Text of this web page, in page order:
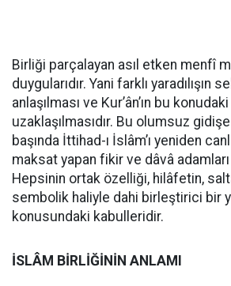
Birliği parçalayan asıl etken menfî
duygularıdır. Yani farklı yaradılışın
anlaşılması ve Kur’ân’ın bu
uzaklaşılmasıdır. Bu olumsuz
başında İttihad-ı İslâm’ı yeniden
maksat yapan fikir ve dâvâ
Hepsinin ortak özelliği, hilâfetin,
sembolik haliyle dahi birleştirici bir
konusundaki kabulleridir.
İSLÂM BİRLİĞİNİN ANLAMI